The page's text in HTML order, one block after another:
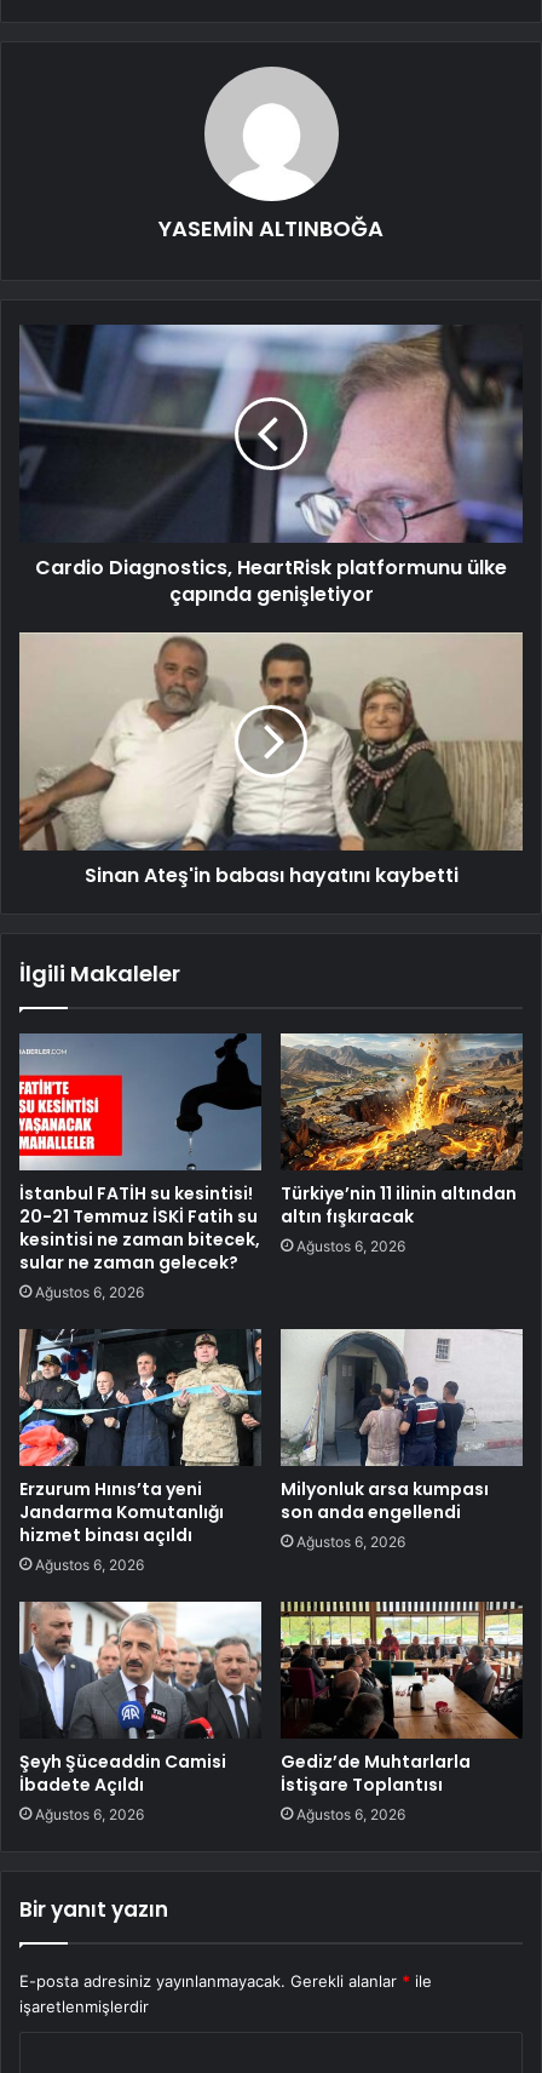
YASEMİN ALTINBOĞA
Cardio Diagnostics, HeartRisk platformunu ülke
çapında genişletiyor
Sinan Ateş'in babası hayatını kaybetti
İlgili Makaleler
İstanbul FATİH su kesintisi!
20-21 Temmuz İSKİ Fatih su
kesintisi ne zaman bitecek,
sular ne zaman gelecek?
Ağustos 6, 2026
Türkiye’nin 11 ilinin altından
altın fışkıracak
Ağustos 6, 2026
Erzurum Hınıs’ta yeni
Jandarma Komutanlığı
hizmet binası açıldı
Ağustos 6, 2026
Milyonluk arsa kumpası
son anda engellendi
Ağustos 6, 2026
Şeyh Şüceaddin Camisi
İbadete Açıldı
Ağustos 6, 2026
Gediz’de Muhtarlarla
İstişare Toplantısı
Ağustos 6, 2026
Bir yanıt yazın
E-posta adresiniz yayınlanmayacak. Gerekli alanlar * ile
işaretlenmişlerdir